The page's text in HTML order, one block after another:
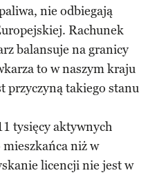
nie odbiegają
Rachunek
balansuje na granicy
to w naszym kraju
przyczyną takiego stanu
tysięcy aktywnych
niż w
licencji nie jest w